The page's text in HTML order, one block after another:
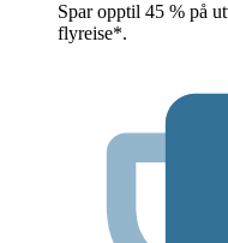
Spar opptil 45 % på
flyreise*.